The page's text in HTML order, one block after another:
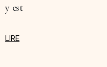
y est